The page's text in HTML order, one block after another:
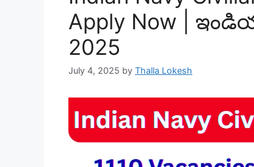
Apply Now |
2025
July 4, 2025 by Thalla Lokesh